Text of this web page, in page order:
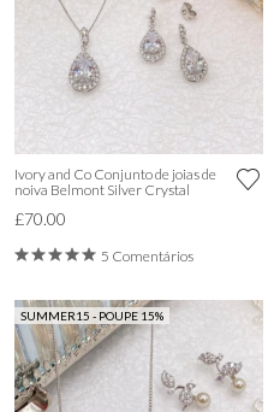
Ivory and Co Conjunto de joias de
noiva Belmont Silver Crystal
£70.00
5 Comentários
SUMMER15 - POUPE 15%